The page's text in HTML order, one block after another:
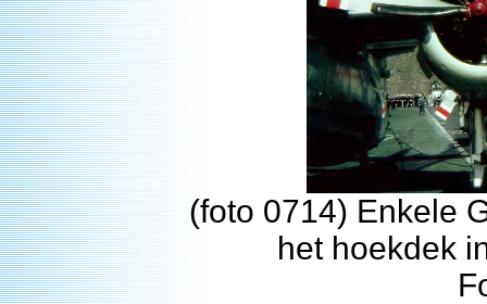
(foto 0714) Enkele
het hoekdek